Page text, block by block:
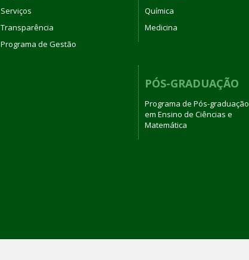
Serviços
Transparência
Programa de Gestão
Química
Medicina
PÓS-GRADUAÇÃO
Programa de Pós-graduação
em Ensino de Ciências e
Matemática